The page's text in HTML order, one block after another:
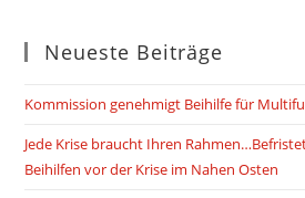
Neueste Beiträge
Kommission genehmigt Beihilfe für
Jede Krise braucht Ihren
Beihilfen vor der Krise im Nahen Osten